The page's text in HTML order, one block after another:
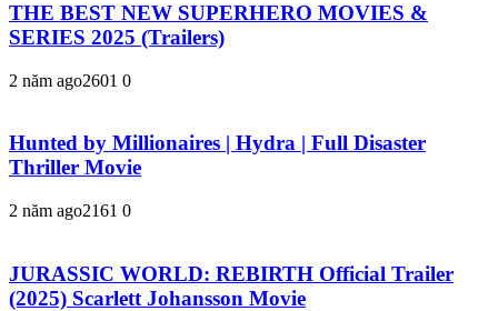
THE BEST NEW SUPERHERO MOVIES &
SERIES 2025 (Trailers)
2 năm ago2601 0
Hunted by Millionaires | Hydra | Full Disaster
Thriller Movie
2 năm ago2161 0
JURASSIC WORLD: REBIRTH Official Trailer
(2025) Scarlett Johansson Movie